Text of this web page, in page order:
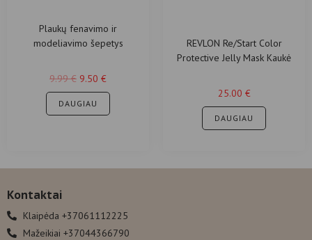
Plaukų fenavimo ir
modeliavimo šepetys
9.99€ 9.50 €
DAUGIAU
REVLON Re/Start Color
Protective Jelly Mask Kaukė
25.00 €
DAUGIAU
Kontaktai
Klaipėda +37061112225
Mažeikiai +37044366790